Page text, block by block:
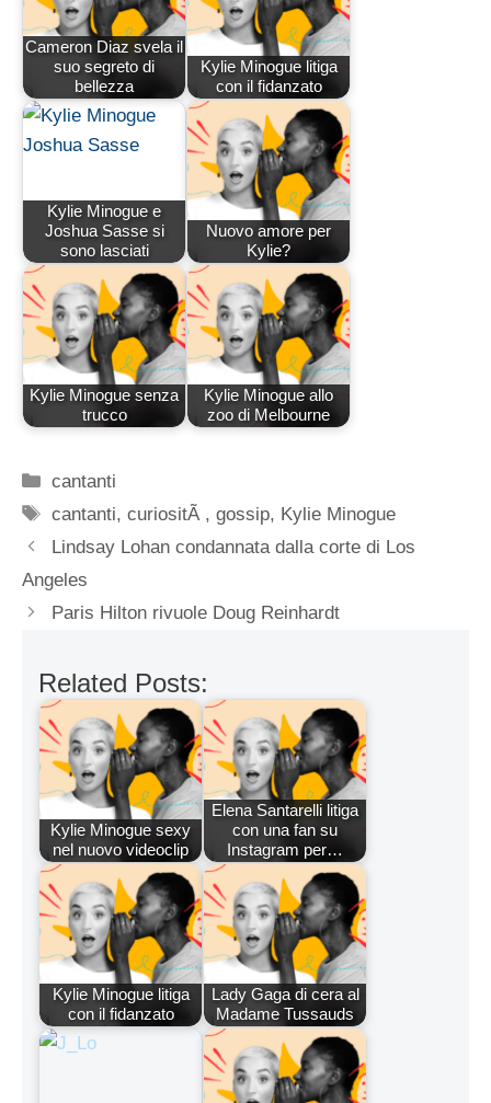
Cameron Diaz svela il
suo segreto di
bellezza
Kylie Minogue litiga
con il fidanzato
Kylie Minogue e
Joshua Sasse si
sono lasciati
Nuovo amore per
Kylie?
Kylie Minogue senza
trucco
Kylie Minogue allo
zoo di Melbourne
Categorie
cantanti
Tag
cantanti,curiositÃ ,gossip, Kylie Minogue
Lindsay Lohan condannata dalla corte di Los
Angeles
Paris Hilton rivuole Doug Reinhardt
Related Posts:
Kylie Minogue sexy
nel nuovo videoclip
Elena Santarelli litiga
con una fan su
Instagram per…
Kylie Minogue litiga
con il fidanzato
Lady Gaga di cera al
Madame Tussauds